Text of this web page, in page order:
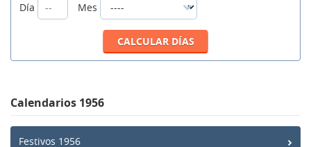
Día
Mes
Calendarios 1956
Festivos 1956